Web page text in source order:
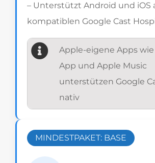
– Unterstützt Android und iOS
kompatiblen Google Cast
Apple-eigene Apps wie
App und Apple Music
unterstützen Google
nativ
MINDESTPAKET: BASE